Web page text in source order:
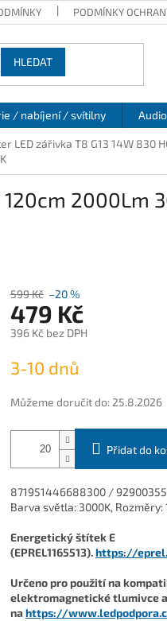
PODMÍNKY
HLEDAT
/ nabíjení / svítilny
LED zářivka T8 G13 14W 830
2000Lm
599 Kč –20 %
479 Kč
396 Kč bez DPH
cena:
3-10 dnů
Můžeme doručit do:25.8.2026
Přidat do
871951446688300 /
Barva světla: 3000K,
Energetický štítek E
(EPREL1165513).https://
Určeno pro použití na
elektromagnetické tlumivce
nahttps://